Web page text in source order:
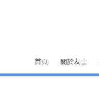
首頁 關於友士